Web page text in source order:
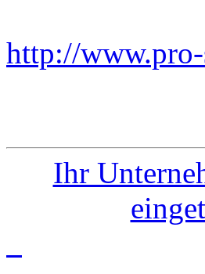
http://
Ihr